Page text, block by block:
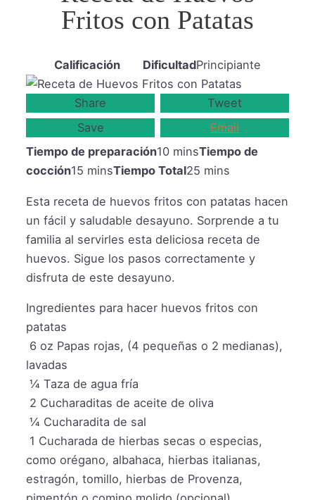
Fritos con Patatas
Calificación DificultadPrincipiante
Share
Tweet
Save
Email
Tiempo de preparación10 minsTiempo de
cocción15 minsTiempo Total25 mins
Esta receta de huevos fritos con patatas hacen
un fácil y saludable desayuno. Sorprende a tu
familia al servirles esta deliciosa receta de
huevos. Sigue los pasos correctamente y
disfruta de este desayuno.
Ingredientes para hacer huevos fritos con
patatas
6 oz Papas rojas, (4 pequeñas o 2 medianas),
lavadas
¼ Taza de agua fría
2 Cucharaditas de aceite de oliva
¼ Cucharadita de sal
1 Cucharada de hierbas secas o especias,
como orégano, albahaca, hierbas italianas,
estragón, tomillo, hierbas de Provenza,